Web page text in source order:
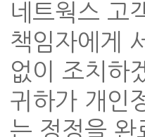
네트웍스 고
책임자에게
없이 조치하
귀하가 개인
는 정정을 완